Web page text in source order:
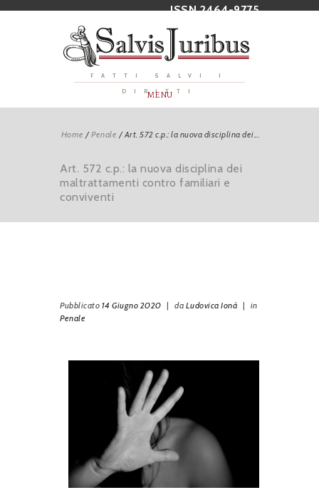
ISSN 2464-9775
FATTI SALVI I
DIRITTI
MENU
Home /Penale /Art. 572 c.p.: la nuova disciplina dei...
Art. 572 c.p.: la nuova disciplina dei
maltrattamenti contro familiari e
conviventi
Pubblicato 14 Giugno 2020 | da Ludovica Ionà | in
Penale